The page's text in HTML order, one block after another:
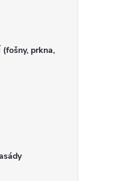
(fošny, prkna,